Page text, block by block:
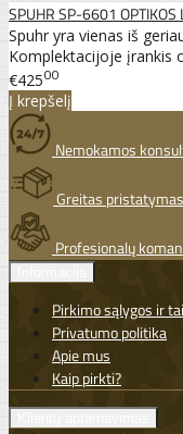
SPUHR SP-6601 OPTIKOS
Spuhr yra vienas iš
Komplektacijoje įrankis
€42500
Į krepšelį
Nemokamos
Greitas
Profesionalų
Pirkimo sąlygos ir
Privatumo politika
Apie mus
Kaip pirkti?